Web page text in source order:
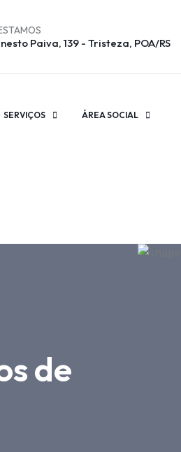
Paiva, 139 - Tristeza, POA/RS
SERVIÇOS ÁREA SOCIAL
de